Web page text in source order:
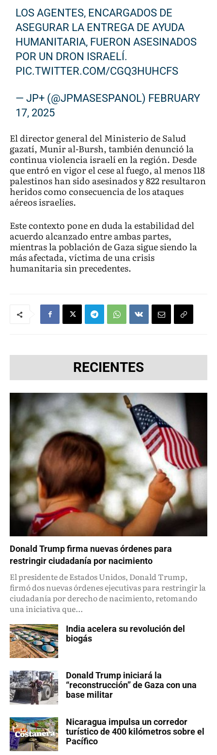
LOS AGENTES, ENCARGADOS DE
ASEGURAR LA ENTREGA DE AYUDA
HUMANITARIA, FUERON ASESINADOS
POR UN DRON ISRAELÍ.
PIC.TWITTER.COM/CGQ3HUHCFS
— JP+ (@JPMASESPANOL) FEBRUARY
17, 2025
El director general del Ministerio de Salud
gazatí, Munir al-Bursh, también denunció la
continua violencia israelí en la región. Desde
que entró en vigor el cese al fuego, al menos 118
palestinos han sido asesinados y 822 resultaron
heridos como consecuencia de los ataques
aéreos israelíes.
Este contexto pone en duda la estabilidad del
acuerdo alcanzado entre ambas partes,
mientras la población de Gaza sigue siendo la
más afectada, víctima de una crisis
humanitaria sin precedentes.
RECIENTES
Donald Trump firma nuevas órdenes para
restringir ciudadanía por nacimiento
El presidente de Estados Unidos, Donald Trump,
firmó dos nuevas órdenes ejecutivas para restringir la
ciudadanía por derecho de nacimiento, retomando
una iniciativa que...
India acelera su revolución del
biogás
Donald Trump iniciará la
“reconstrucción” de Gaza con una
base militar
Nicaragua impulsa un corredor
turístico de 400 kilómetros sobre el
Pacífico